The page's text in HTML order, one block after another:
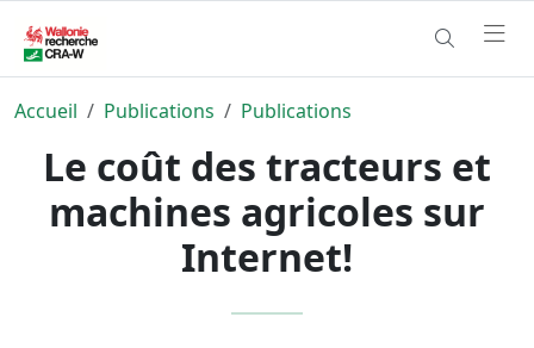
Accueil Publications Publications
Le coût des tracteurs et
machines agricoles sur
Internet!